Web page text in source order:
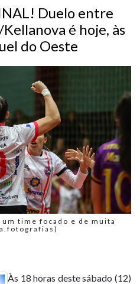
Duelo entre
é hoje, às
do Oeste
um time focado e de muita
Às 18 horas deste sábado (12)